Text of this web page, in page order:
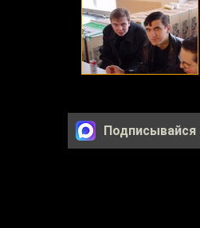
Подписывайся